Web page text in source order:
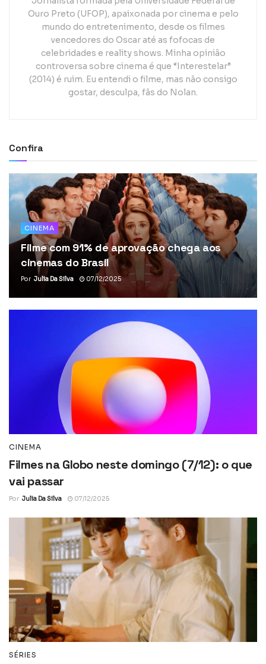
Ouro Preto (UFOP), apaixonada por cinema e pelo
mundo do entretenimento, desde os filmes
vencedores do Oscar até as fofocas de
celebridades e reality shows. Minha opinião
controversa sobre cinema é que “Interestelar”
(2014) é ruim. Eu entendi o filme, mas não consigo
gostar, desculpa, fãs do Nolan.
Confira
CINEMA
Filme com 91% de aprovação chega aos
cinemas do Brasil
Por Julia Da Silva 07/12/2025
CINEMA
Filmes na Globo neste domingo (7/12): o que
vai passar
Por Julia Da Silva 07/12/2025
SÉRIES